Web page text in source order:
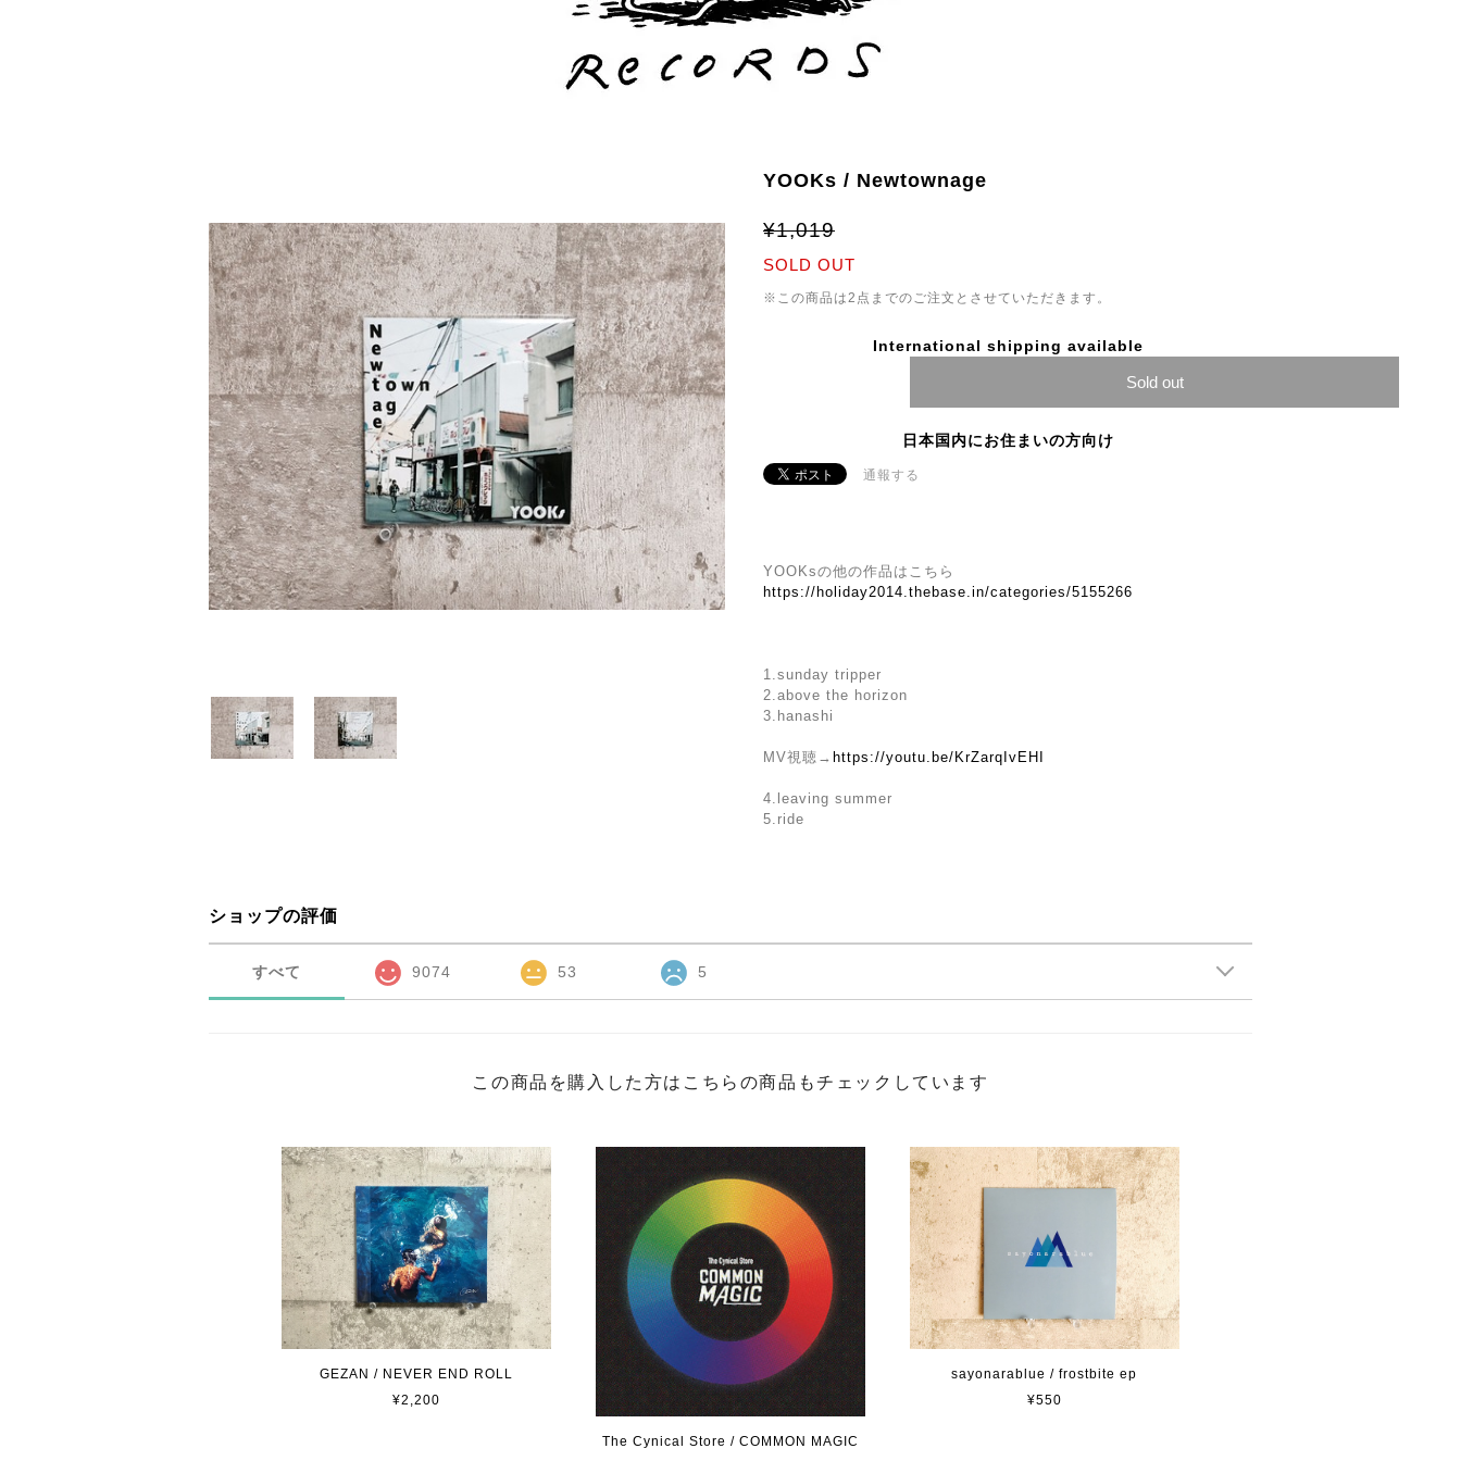
YOOKs / Newtownage
¥1,019
SOLD OUT
※この商品は2点までのご注文とさせていただきます。
International shipping available
Sold out
日本国内にお住まいの方向け
通報する
YOOKsの他の作品はこちら
https://holiday2014.thebase.in/categories/5155266
1.sunday tripper
2.above the horizon
3.hanashi
MV視聴→ https://youtu.be/KrZarqIvEHI
4.leaving summer
5.ride
ショップの評価
すべて 9074 53 5
この商品を購入した方はこちらの商品もチェックしています
GEZAN / NEVER END ROLL
¥2,200
The Cynical Store / COMMON MAGIC
sayonarablue / frostbite ep
¥550